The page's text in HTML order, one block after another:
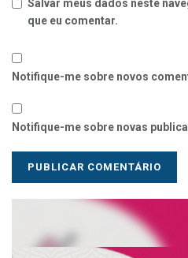
Salvar meus dados neste
que eu comentar.
Notifique-me sobre novos
Notifique-me sobre novas